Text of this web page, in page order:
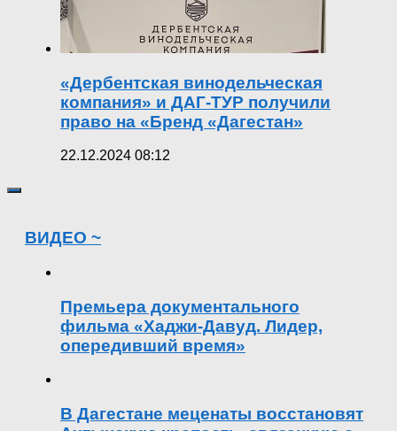
«Дербентская винодельческая
компания» и ДАГ-ТУР получили
право на «Бренд «Дагестан»
22.12.2024 08:12
ВИДЕО ~
Премьера документального
фильма «Хаджи-Давуд. Лидер,
опередивший время»
В Дагестане меценаты восстановят